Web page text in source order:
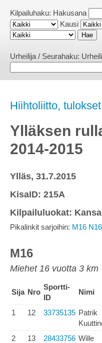
Kilpailuhaku: Hakusana
Kausi
Urheilija / Seurahaku:
Hiihtoliitto, tulokset
Ylläksen
2014-2015
Ylläs, 31.7.2015
KisaID: 215A
Kilpailuluokat:
Pikalinkit sarjoihin: M16 N16
M16
Miehet 16 vuotta 3 km
Sija Nro
Sportti-
ID
Nimi
1 12 33735135 Patrik
2 13 28433756 Wille